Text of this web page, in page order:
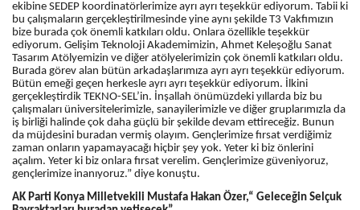
ekibine SEDEP koordinatörlerimize ayrı ayrı teşekkür ediyorum. Tabii ki
bu çalışmaların gerçekleştirilmesinde yine aynı şekilde T3 Vakfımızın
bize burada çok önemli katkıları oldu. Onlara özellikle teşekkür
ediyorum. Gelişim Teknoloji Akademimizin, Ahmet Keleşoğlu Sanat
Tasarım Atölyemizin ve diğer atölyelerimizin çok önemli katkıları oldu.
Burada görev alan bütün arkadaşlarımıza ayrı ayrı teşekkür ediyorum.
Bütün emeği geçen herkesle ayrı ayrı teşekkür ediyorum. İlkini
gerçekleştirdik TEKNO-SEL’in. İnşallah önümüzdeki yıllarda biz bu
çalışmaları üniversitelerimizle, sanayilerimizle ve diğer gruplarımızla da
iş birliği halinde çok daha güçlü bir şekilde devam ettireceğiz. Bunun
da müjdesini buradan vermiş olayım. Gençlerimize fırsat verdiğimiz
zaman onların yapamayacağı hiçbir şey yok. Yeter ki biz önlerini
açalım. Yeter ki biz onlara fırsat verelim. Gençlerimize güveniyoruz,
gençlerimize inanıyoruz.” diye konuştu.
AK Parti Konya Milletvekili Mustafa Hakan Özer,“ Geleceğin Selçuk